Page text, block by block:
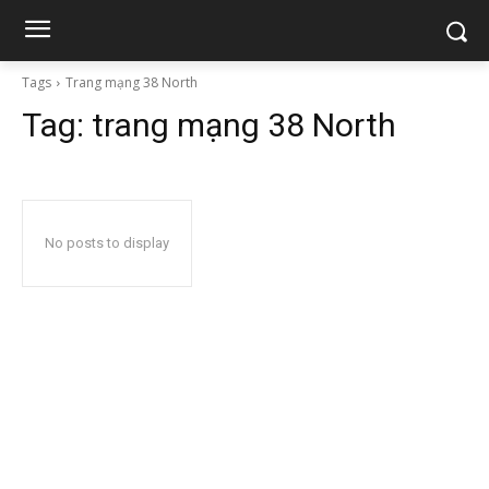
Tags Trang mạng 38 North
Tag: trang mạng 38 North
No posts to display